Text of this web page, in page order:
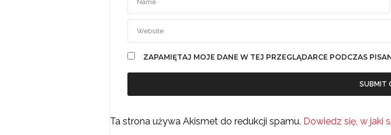
ZAPAMIĘTAJ MOJE DANE W TEJ PRZEGLĄDARCE PODCZAS
Ta strona używa Akismet do redukcji spamu. Dowiedz się, w jaki